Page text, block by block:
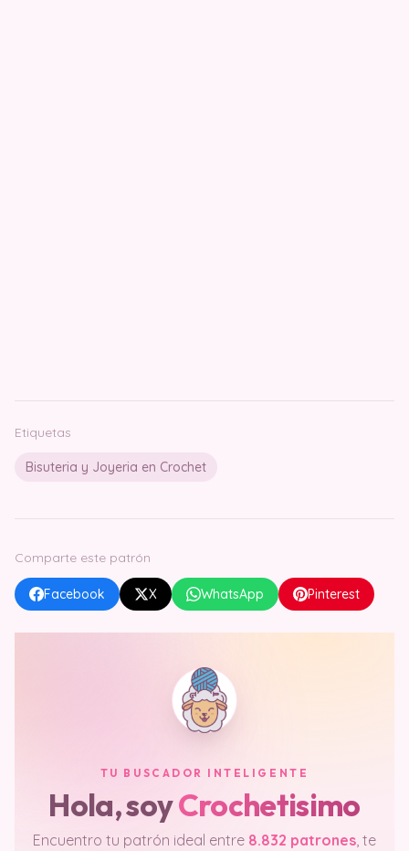
Etiquetas
Bisuteria y Joyeria en Crochet
Comparte este patrón
Facebook X WhatsApp Pinterest
TU BUSCADOR INTELIGENTE
Hola, soyCrochetisimo
Encuentro tu patrón ideal entre 8.832 patrones , te